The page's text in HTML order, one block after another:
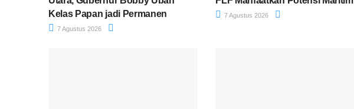
Kelas Papan jadi Permanen
7 Agustus 2026
7 Agustus 2026